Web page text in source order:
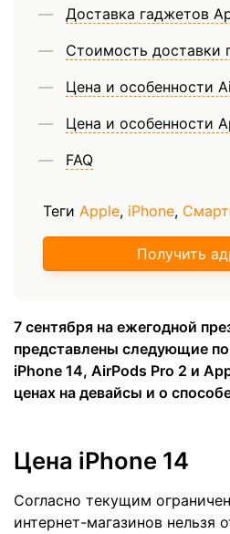
Доставка гаджетов
Стоимость
Цена и особенности
Цена и особенности
FAQ
Теги Apple, iPhone,
Получить
7 сентября на ежегодной
представлены следующие
iPhone 14, AirPods Pro 2 и
ценах на девайсы и о
Цена iPhone 14
Согласно текущим
интернет-магазинов нельзя